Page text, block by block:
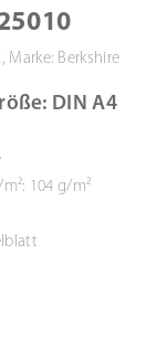
Marke: Berkshire
DIN A4
104 g/m²